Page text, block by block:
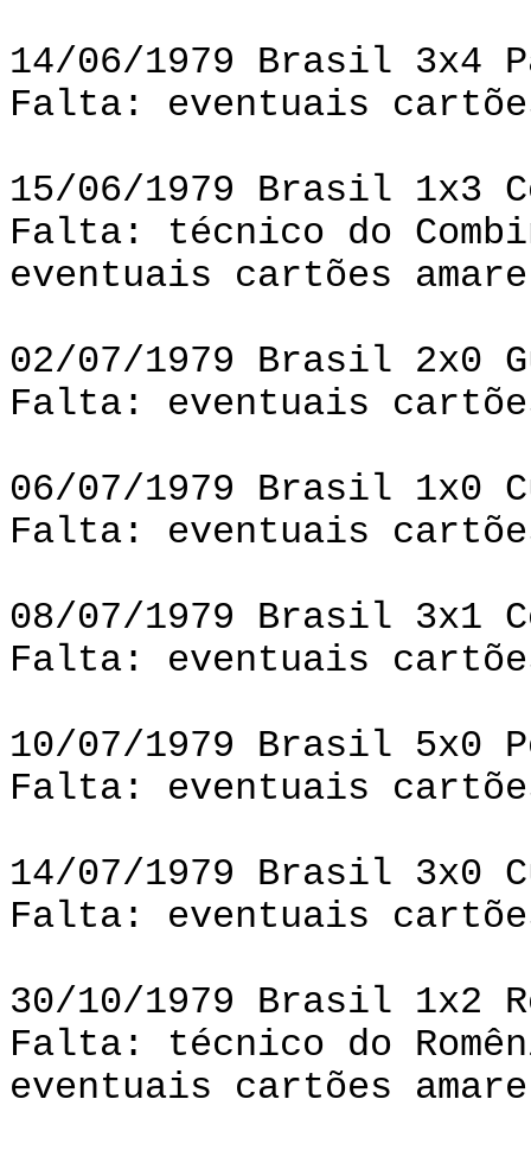
14/06/1979 Brasil 3x4
Falta: eventuais
15/06/1979 Brasil 1x3
Falta: técnico do
eventuais cartões
02/07/1979 Brasil 2x0
Falta: eventuais
06/07/1979 Brasil 1x0
Falta: eventuais
08/07/1979 Brasil 3x1
Falta: eventuais
10/07/1979 Brasil 5x0
Falta: eventuais
14/07/1979 Brasil 3x0
Falta: eventuais
30/10/1979 Brasil 1x2
Falta: técnico do
eventuais cartões